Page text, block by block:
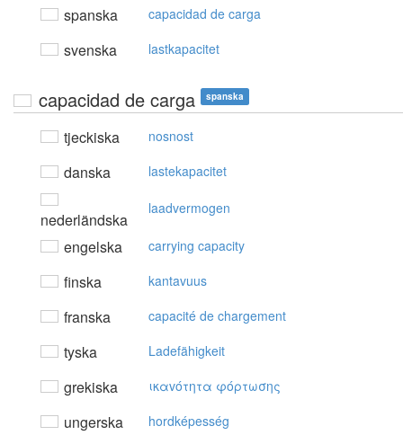
spanska capacidad de carga
svenska lastkapacitet
capacidad de carga spanska
tjeckiska nosnost
danska lastekapacitet
nederländska
laadvermogen
engelska carrying capacity
finska kantavuus
franska capacité de chargement
tyska Ladefähigkeit
grekiska ικαvότητα φόρτωσης
ungerska hordképesség